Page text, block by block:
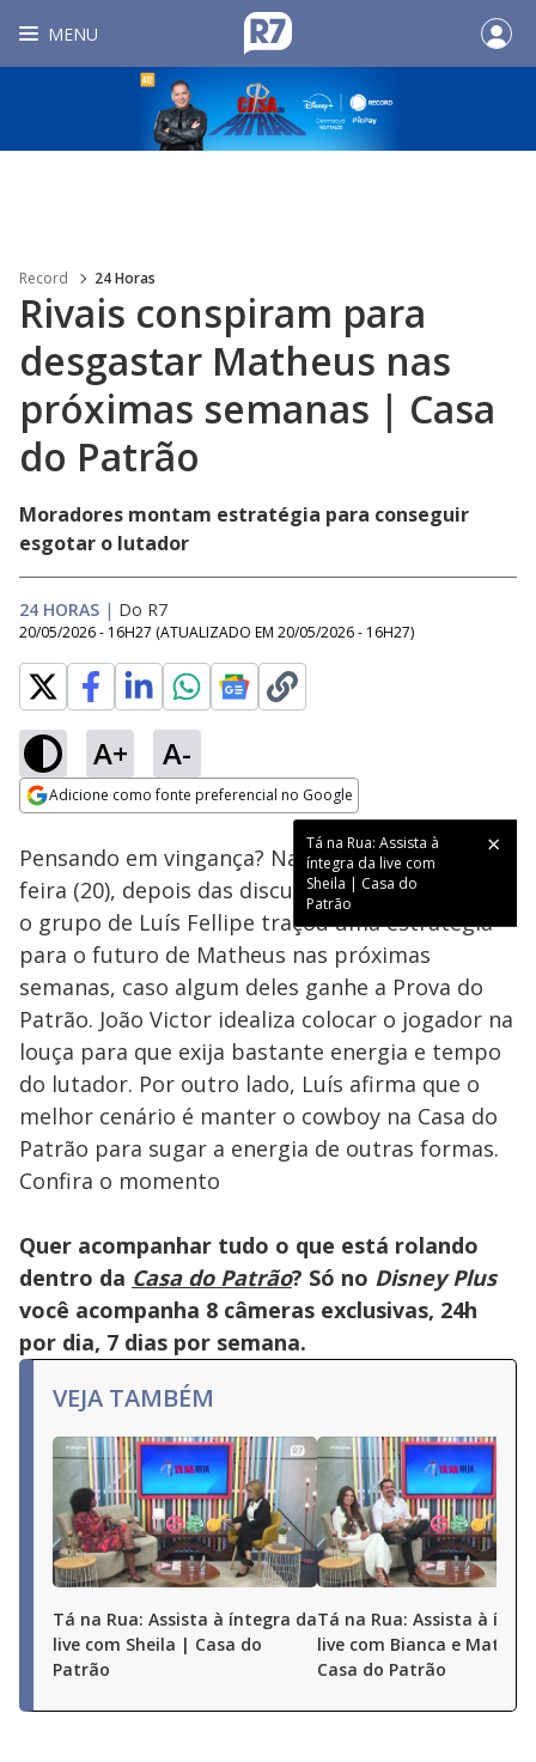
MENU
Record 24 Horas
Rivais conspiram para
desgastar Matheus nas
próximas semanas | Casa
do Patrão
Moradores montam estratégia para conseguir
esgotar o lutador
24 HORAS | Do R7
20/05/2026 - 16H27 (ATUALIZADO EM 20/05/2026 - 16H27)
A+ A-
Adicione como fonte preferencial no Google
Tá na Rua: Assista à
íntegra da live com
Sheila | Casa do
Patrão
Ativar
Loaded:
52.58%
Pensando em vingança? Na tarde desta quarta-
feira (20), depois das discussões dentro da casa,
o grupo de Luís Fellipe traçou uma estratégia
para o futuro de Matheus nas próximas
semanas, caso algum deles ganhe a Prova do
Patrão. João Victor idealiza colocar o jogador na
louça para que exija bastante energia e tempo
do lutador. Por outro lado, Luís afirma que o
melhor cenário é manter o cowboy na Casa do
Patrão para sugar a energia de outras formas.
Confira o momento
Quer acompanhar tudo o que está rolando
dentro da Casa do Patrão? Só no Disney Plus
você acompanha 8 câmeras exclusivas, 24h
por dia, 7 dias por semana.
VEJA TAMBÉM
Tá na Rua: Assista à íntegra da
live com Sheila | Casa do
Patrão
Tá na Rua: Assista à
live com Bianca e
Casa do Patrão